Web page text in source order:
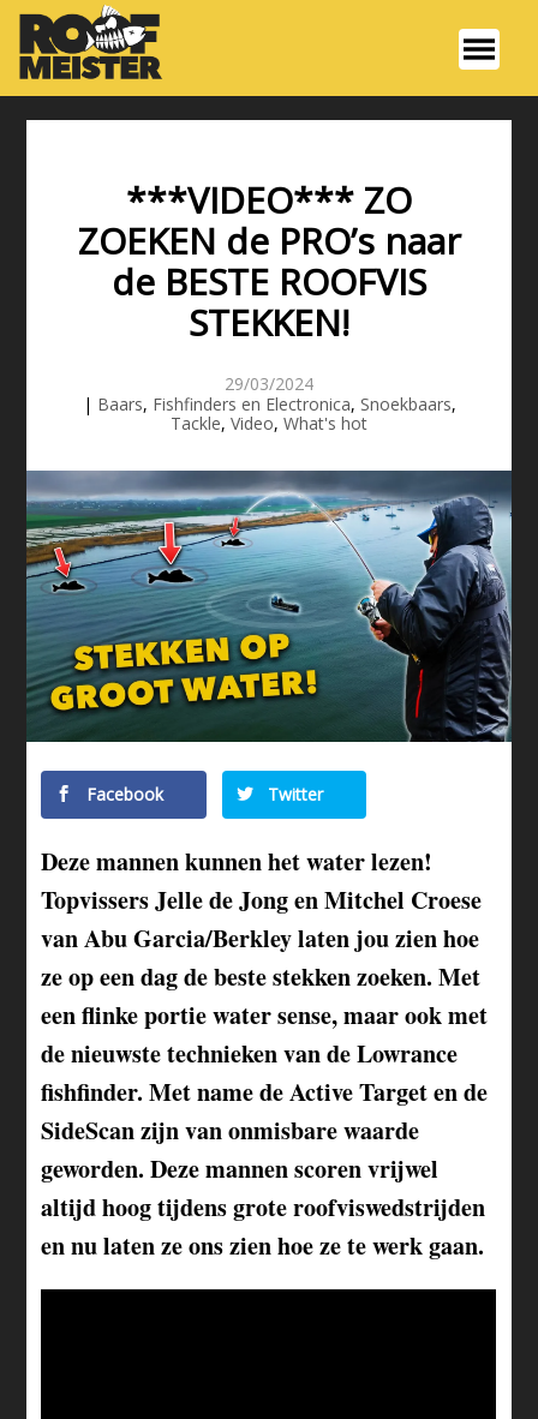
***VIDEO*** ZO
ZOEKEN de PRO’s naar
de BESTE ROOFVIS
STEKKEN!
29/03/2024
| Baars, Fishfinders en Electronica, Snoekbaars,
Tackle, Video, What's hot
Facebook Twitter
Deze mannen kunnen het water lezen!
Topvissers Jelle de Jong en Mitchel Croese
van Abu Garcia/Berkley laten jou zien hoe
ze op een dag de beste stekken zoeken. Met
een flinke portie water sense, maar ook met
de nieuwste technieken van de Lowrance
fishfinder. Met name de Active Target en de
SideScan zijn van onmisbare waarde
geworden. Deze mannen scoren vrijwel
altijd hoog tijdens grote roofviswedstrijden
en nu laten ze ons zien hoe ze te werk gaan.